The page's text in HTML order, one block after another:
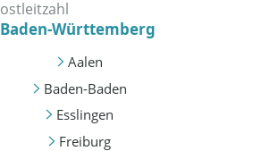
Baden-Württemberg
Aalen
Baden-Baden
Esslingen
Freiburg